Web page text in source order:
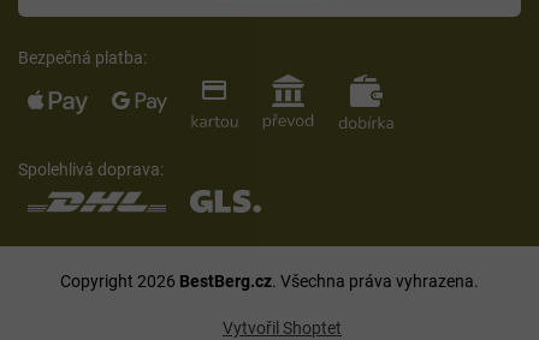
Bezpečná platba:
Spolehlivá doprava:
Vytvořil Shoptet
Copyright 2026 BestBerg.cz. Všechna práva vyhrazena.